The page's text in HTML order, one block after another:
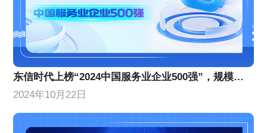
东信时代上榜“2024中国服务业企业500强”，规模实力稳步增长
2024年10月22日